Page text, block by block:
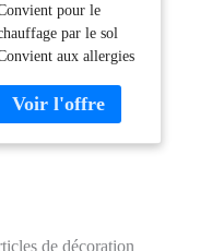
Größe 240 x
cm
pour le
par le sol
aux allergies
nocives Certifié Oeko-
30% polyester,
polypropylène
de décoration